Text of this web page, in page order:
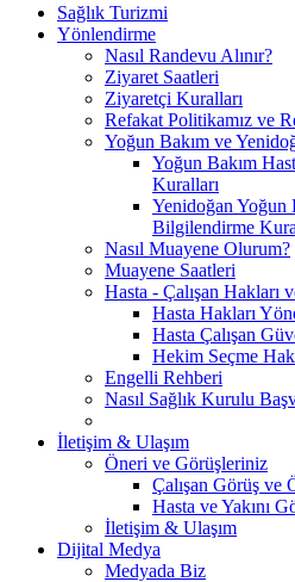
Sağlık Turizmi
Yönlendirme
Nasıl Randevu Alınır?
Ziyaret Saatleri
Ziyaretçi Kuralları
Refakat Politikamız ve
Yoğun Bakım ve
Yoğun Bakım
Kuralları
Yenidoğan Yoğun
Bilgilendirme
Nasıl Muayene Olurum?
Muayene Saatleri
Hasta - Çalışan Hakları
Hasta Hakları
Hasta Çalışan
Hekim Seçme
Engelli Rehberi
Nasıl Sağlık Kurulu
İletişim & Ulaşım
Öneri ve Görüşleriniz
Çalışan Görüş ve
Hasta ve Yakını
İletişim & Ulaşım
Dijital Medya
Medyada Biz